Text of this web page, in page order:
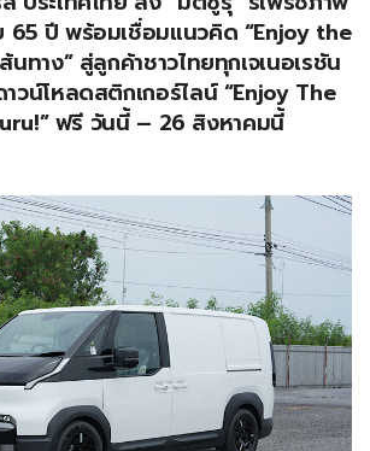
ปี พร้อมเชื่อมแนวคิด “Enjoy the
ทาง” สู่ลูกค้าชาวไทยทุกเจเนอเรชัน
วน์โหลดสติกเกอร์ไลน์ “Enjoy The
ฟรี วันนี้ – 26 สิงหาคมนี้